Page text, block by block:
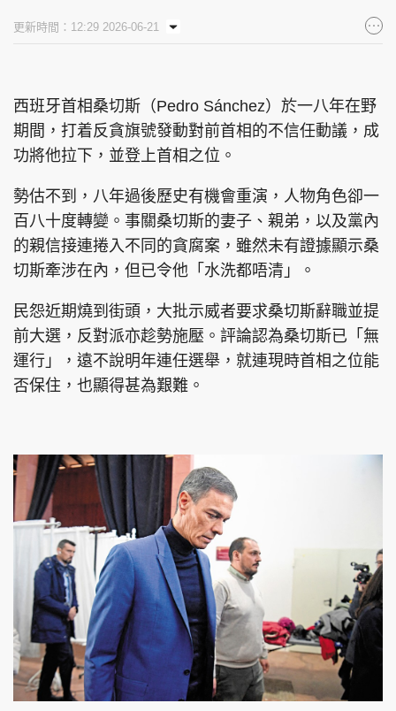
更新時間：12:29 2026-06-21
西班牙首相桑切斯（Pedro Sánchez）於一八年在野
期間，打着反貪旗號發動對前首相的不信任動議，成
功將他拉下，並登上首相之位。
勢估不到，八年過後歷史有機會重演，人物角色卻一
百八十度轉變。事關桑切斯的妻子、親弟，以及黨內
的親信接連捲入不同的貪腐案，雖然未有證據顯示桑
切斯牽涉在內，但已令他「水洗都唔清」。
民怨近期燒到街頭，大批示威者要求桑切斯辭職並提
前大選，反對派亦趁勢施壓。評論認為桑切斯已「無
運行」，遠不說明年連任選舉，就連現時首相之位能
否保住，也顯得甚為艱難。